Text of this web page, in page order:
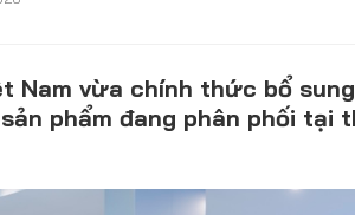
US
Nam vừa chính thức bổ
phẩm đang phân phối tại